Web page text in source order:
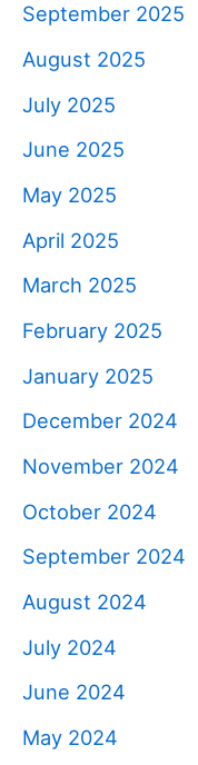
September 2025
August 2025
July 2025
June 2025
May 2025
April 2025
March 2025
February 2025
January 2025
December 2024
November 2024
October 2024
September 2024
August 2024
July 2024
June 2024
May 2024